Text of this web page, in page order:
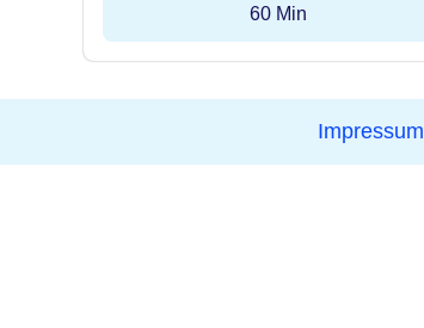
60 Min
Impressum